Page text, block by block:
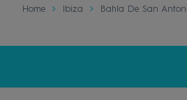
Home Ibiza Bahía De San